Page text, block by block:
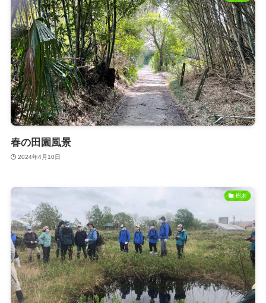
春の田園風景
2024年4月10日
樹木